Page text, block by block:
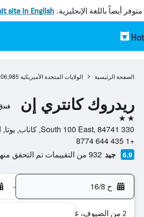
متوفر أيضاً باللغة الإنجليزية. site in English
الصفحة الرئيسية الولايات المتحدة الأميريكية
ريدروك كانتري إن
2 نجمتين
330 South 100 East, 84741, كاناب, يوتا, الولايات المتحدة الأميريكية
+1 435 644 8774
6.9 جيد 932 من التقييمات تم التحقق منها
ح 16/8 -
2 من الضيوف، غرفة واحدة